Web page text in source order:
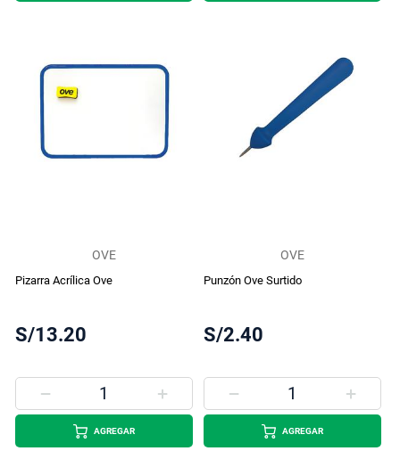
OVE
Pizarra Acrílica Ove
S/13.20
AGREGAR
OVE
Punzón Ove Surtido
S/2.40
AGREGAR